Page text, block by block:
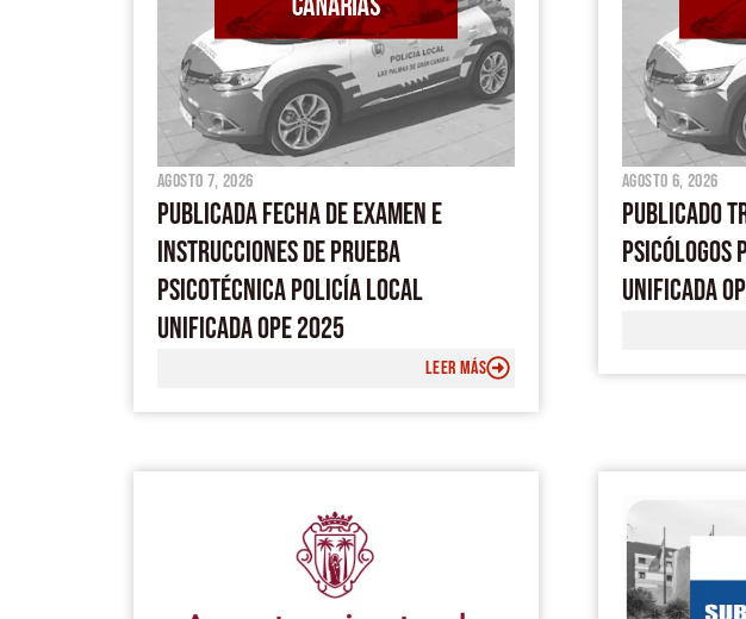
agosto 7, 2026
PUBLICADA FECHA DE EXAMEN E
INSTRUCCIONES DE PRUEBA
PSICOTÉCNICA POLICÍA LOCAL
UNIFICADA OPE 2025
LEER MÁS
agosto 6, 2026
PUBLICADO
UNIFICADA